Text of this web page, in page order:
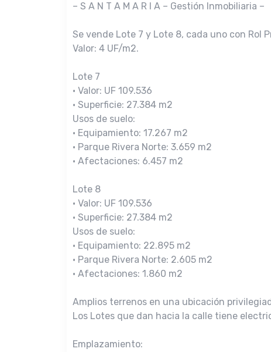
– S A N T A M A R I A – Gestión Inmobiliaria –
Se vende Lote 7 y Lote 8, cada uno con Rol
Valor: 4 UF/m2.
Lote 7
• Valor: UF 109.536
• Superficie: 27.384 m2
Usos de suelo:
• Equipamiento: 17.267 m2
• Parque Rivera Norte: 3.659 m2
• Afectaciones: 6.457 m2
Lote 8
• Valor: UF 109.536
• Superficie: 27.384 m2
Usos de suelo:
• Equipamiento: 22.895 m2
• Parque Rivera Norte: 2.605 m2
• Afectaciones: 1.860 m2
Amplios terrenos en una ubicación
Los Lotes que dan hacia la calle tiene
Emplazamiento: